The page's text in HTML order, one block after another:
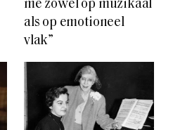
me zowel op muzikaal
als op emotioneel
vlak”